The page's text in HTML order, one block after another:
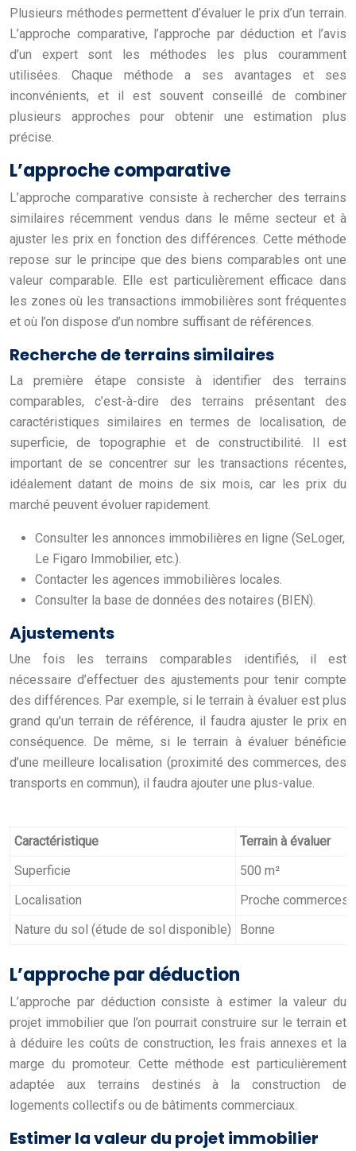
Plusieurs méthodes permettent d’évaluer le prix d’un terrain.
L’approche comparative, l’approche par déduction et l’avis
d’un expert sont les méthodes les plus couramment
utilisées. Chaque méthode a ses avantages et ses
inconvénients, et il est souvent conseillé de combiner
plusieurs approches pour obtenir une estimation plus
précise.
L’approche comparative
L’approche comparative consiste à rechercher des terrains
similaires récemment vendus dans le même secteur et à
ajuster les prix en fonction des différences. Cette méthode
repose sur le principe que des biens comparables ont une
valeur comparable. Elle est particulièrement efficace dans
les zones où les transactions immobilières sont fréquentes
et où l’on dispose d’un nombre suffisant de références.
Recherche de terrains similaires
La première étape consiste à identifier des terrains
comparables, c’est-à-dire des terrains présentant des
caractéristiques similaires en termes de localisation, de
superficie, de topographie et de constructibilité. Il est
important de se concentrer sur les transactions récentes,
idéalement datant de moins de six mois, car les prix du
marché peuvent évoluer rapidement.
Consulter les annonces immobilières en ligne (SeLoger,
Le Figaro Immobilier, etc.).
Contacter les agences immobilières locales.
Consulter la base de données des notaires (BIEN).
Ajustements
Une fois les terrains comparables identifiés, il est
nécessaire d’effectuer des ajustements pour tenir compte
des différences. Par exemple, si le terrain à évaluer est plus
grand qu’un terrain de référence, il faudra ajuster le prix en
conséquence. De même, si le terrain à évaluer bénéficie
d’une meilleure localisation (proximité des commerces, des
transports en commun), il faudra ajouter une plus-value.
Caractéristique
Terrain à évaluer
Superficie
500 m²
Localisation
Proche commerces
Nature du sol (étude de sol disponible)
Bonne
L’approche par déduction
L’approche par déduction consiste à estimer la valeur du
projet immobilier que l’on pourrait construire sur le terrain et
à déduire les coûts de construction, les frais annexes et la
marge du promoteur. Cette méthode est particulièrement
adaptée aux terrains destinés à la construction de
logements collectifs ou de bâtiments commerciaux.
Estimer la valeur du projet immobilier